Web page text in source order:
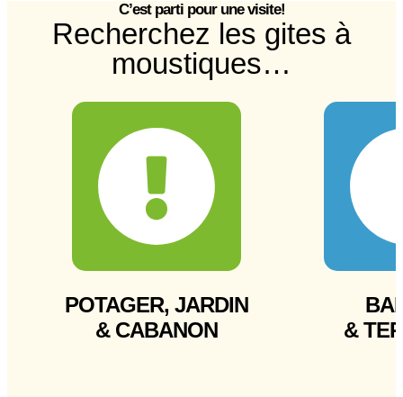
C’est parti pour une visite!
Recherchez les gites à
moustiques…
POTAGER, JARDIN
& CABANON
&